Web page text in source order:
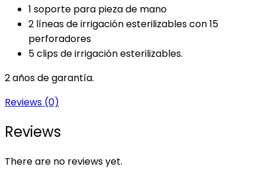
1 soporte para pieza de mano
2 líneas de irrigación esterilizables con 15
perforadores
5 clips de irrigación esterilizables.
2 años de garantía.
Reviews (0)
Reviews
There are no reviews yet.